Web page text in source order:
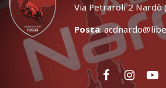
Via Petraroli 2 Nardò
Posta: